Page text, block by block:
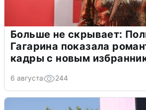
Больше не скрывает:
Гагарина показала
кадры с новым
6 августа 244